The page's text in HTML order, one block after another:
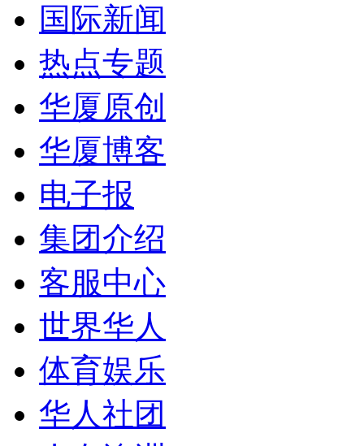
国际新闻
热点专题
华厦原创
华厦博客
电子报
集团介绍
客服中心
世界华人
体育娱乐
华人社团